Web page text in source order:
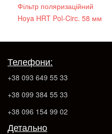
Фільтр поляризаційний
Hoya HRT Pol-Circ. 58 мм
Телефони:
+38 093 649 55 33
+38 099 384 55 33
+38 096 154 99 02
Детально